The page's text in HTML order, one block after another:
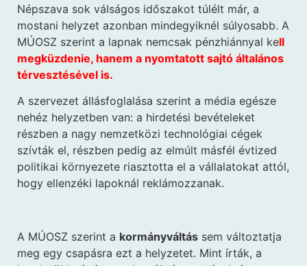
Népszava sok válságos időszakot túlélt már, a
mostani helyzet azonban mindegyiknél súlyosabb. A
MÚOSZ szerint a lapnak nemcsak pénzhiánnyal kell
megküzdenie, hanem a nyomtatott sajtó általános
térvesztésével is.
A szervezet állásfoglalása szerint a média egésze
nehéz helyzetben van: a hirdetési bevételeket
részben a nagy nemzetközi technológiai cégek
szívták el, részben pedig az elmúlt másfél évtized
politikai környezete riasztotta el a vállalatokat attól,
hogy ellenzéki lapoknál reklámozzanak.
A MÚOSZ szerint a kormányváltás sem változtatja
meg egy csapásra ezt a helyzetet. Mint írták, a